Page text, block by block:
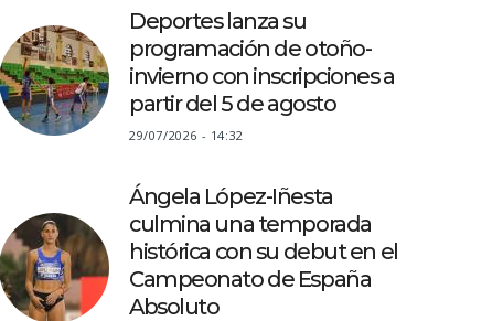
Deportes lanza su
programación de otoño-
invierno con inscripciones a
partir del 5 de agosto
29/07/2026 - 14:32
Ángela López-Iñesta
culmina una temporada
histórica con su debut en el
Campeonato de España
Absoluto